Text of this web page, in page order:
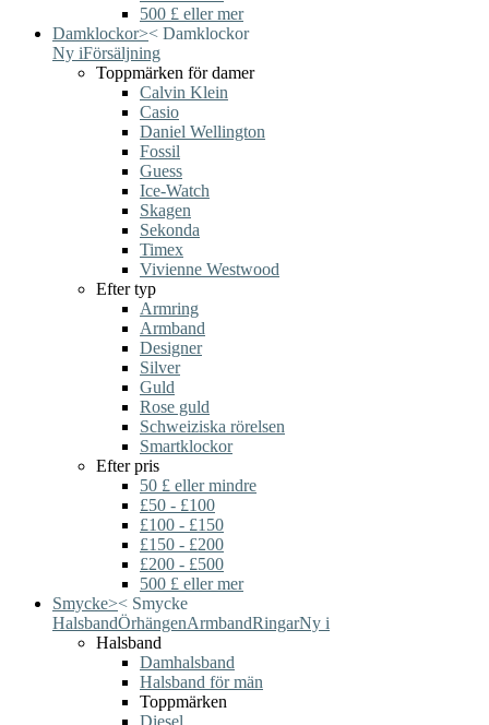
500 £ eller mer
Damklockor>< Damklockor
Ny iFörsäljning
Toppmärken för damer
Calvin Klein
Casio
Daniel Wellington
Fossil
Guess
Ice-Watch
Skagen
Sekonda
Timex
Vivienne Westwood
Efter typ
Armring
Armband
Designer
Silver
Guld
Rose guld
Schweiziska rörelsen
Smartklockor
Efter pris
50 £ eller mindre
£50 - £100
£100 - £150
£150 - £200
£200 - £500
500 £ eller mer
Smycke>< Smycke
HalsbandÖrhängenArmbandRingarNy i
Halsband
Damhalsband
Halsband för män
Toppmärken
Diesel